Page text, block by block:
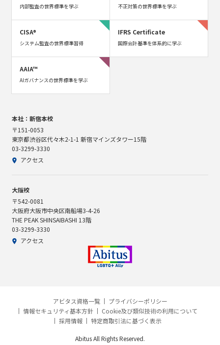
内部監査の世界標準を学ぶ 不正対策の世界標準を学ぶ
CISA®
システム監査の世界標準習得
IFRS Certificate
国際会計基準を体系的に学ぶ
AAIA™
AIガバナンスの世界標準を学ぶ
本社：新宿本校
〒151-0053
東京都渋谷区代々木2-1-1 新宿マインズタワー15階
03-3299-3330
アクセス
大阪校
〒542-0081
大阪府大阪市中央区南船場3-4-26
THE PEAK SHINSAIBASHI 13階
03-3299-3330
アクセス
アビタス資格一覧
プライバシーポリシー
情報セキュリティ基本方針
Cookie及び類似技術の利用について
採用情報
特定商取引法に基づく表示
Abitus All Rights Reserved.